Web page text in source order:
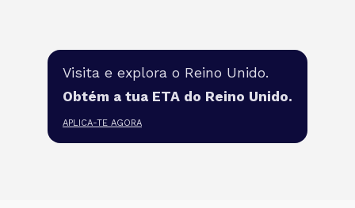
Visita e explora o Reino Unido.
Obtém a tua ETA do Reino Unido.
APLICA-TE AGORA